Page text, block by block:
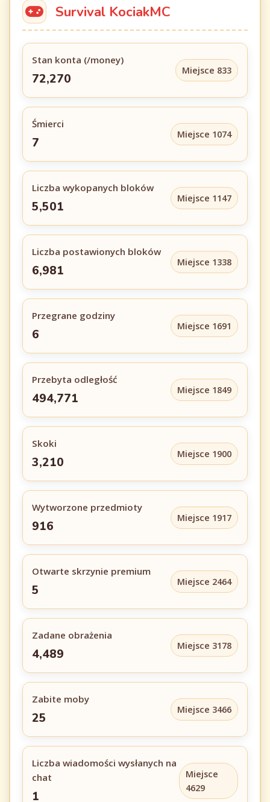
Survival KociakMC
Stan konta (/money)
72,270
Miejsce 833
Śmierci
7
Miejsce 1074
Liczba wykopanych bloków
5,501
Miejsce 1147
Liczba postawionych bloków
6,981
Miejsce 1338
Przegrane godziny
6
Miejsce 1691
Przebyta odległość
494,771
Miejsce 1849
Skoki
3,210
Miejsce 1900
Wytworzone przedmioty
916
Miejsce 1917
Otwarte skrzynie premium
5
Miejsce 2464
Zadane obrażenia
4,489
Miejsce 3178
Zabite moby
25
Miejsce 3466
Liczba wiadomości wysłanych na
chat
1
Miejsce
4629